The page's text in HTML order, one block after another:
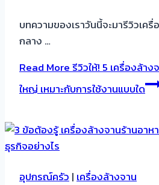
บทความของเราวันนี้จะมารีวิวเค
กลาง …
Read Moreรีวิวให้! 5 เครื่องล้า
ใหญ่ เหมาะกับการใช้งานแบบใด
อุปกรณ์ครัว | เครื่องล้างจาน